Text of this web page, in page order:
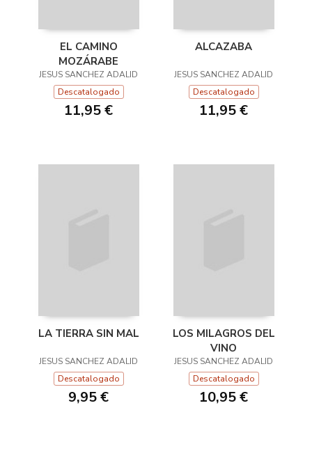
EL CAMINO
MOZÁRABE
JESUS SANCHEZ ADALID
Descatalogado
11,95 €
ALCAZABA
JESUS SANCHEZ ADALID
Descatalogado
11,95 €
LA TIERRA SIN MAL
JESUS SANCHEZ ADALID
Descatalogado
9,95 €
LOS MILAGROS DEL
VINO
JESUS SANCHEZ ADALID
Descatalogado
10,95 €